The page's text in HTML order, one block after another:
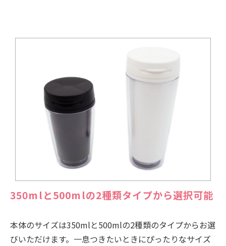
350mlと500mlの2種類タイプから選択可能
本体のサイズは350mlと500mlの2種類のタイプからお選
びいただけます。一息つきたいときにぴったりなサイズ